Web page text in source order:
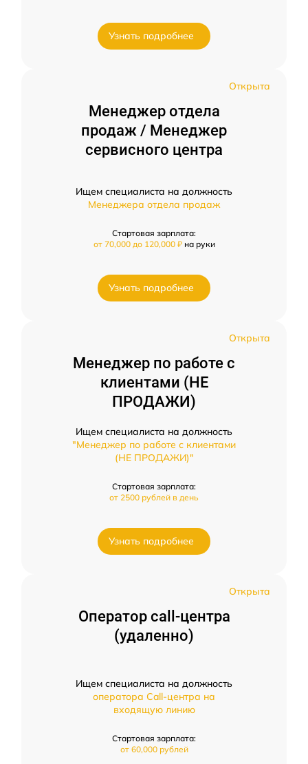
Узнать подробнее
Открыта
Менеджер отдела
продаж / Менеджер
сервисного центра
Ищем специалиста на должность
Менеджера отдела продаж
Стартовая зарплата:
от 70,000 до 120,000 ₽ на руки
Узнать подробнее
Открыта
Менеджер по работе с
клиентами (НЕ
ПРОДАЖИ)
Ищем специалиста на должность
"Менеджер по работе с клиентами
(НЕ ПРОДАЖИ)"
Стартовая зарплата:
от 2500 рублей в день
Узнать подробнее
Открыта
Оператор call-центра
(удаленно)
Ищем специалиста на должность
оператора Call-центра на
входящую линию
Стартовая зарплата:
от 60,000 рублей